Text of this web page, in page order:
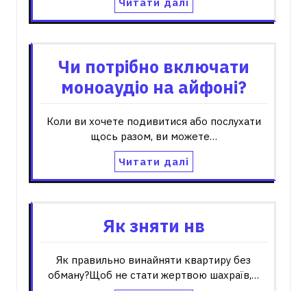
Чи потрібно включати
моноаудіо на айфоні?
Коли ви хочете подивитися або послухати
щось разом, ви можете…
Читати далі
Як зняти нв
Як правильно винайняти квартиру без
обману?Щоб не стати жертвою шахраїв,…